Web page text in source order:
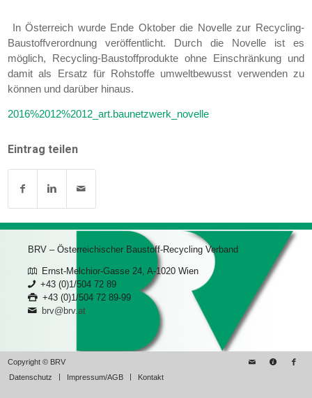
In Österreich wurde Ende Oktober die Novelle zur Recycling-
Baustoffverordnung veröffentlicht. Durch die Novelle ist es
möglich, Recycling-Baustoffprodukte ohne Einschränkung und
damit als Ersatz für Rohstoffe umweltbewusst verwenden zu
können und darüber hinaus.
2016%2012%2012_art.baunetzwerk_novelle
Eintrag teilen
BRV – Österreichischer Baustoff-Recycling Verband
Ernst-Melchior-Gasse 24, A-1020 Wien
+43 (0)1/504 72 89
+43 (0)1/504 72 89-99
brv@brv.at
Copyright © BRV
Datenschutz
Impressum/AGB Kontakt